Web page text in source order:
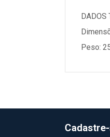
DADOS
Peso: